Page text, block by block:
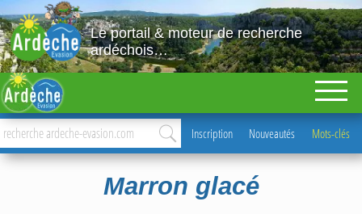
Le portail & moteur de recherche
ardéchois…
Inscription Nouveautés Mots-clés
Marron glacé